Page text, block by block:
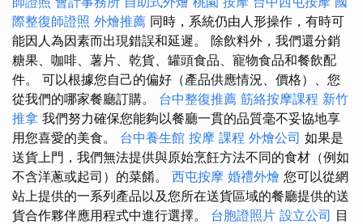
際整復師證照 外燴推薦 同時，系統仍由人形操作，有時可
能因人為因素而出現錯誤和延遲。 除飲料外，我們還分銷
糖果、咖啡、薯片、乾貨、罐頭食品、寵物食品和餐飲配
件。 可以根據您自己的偏好（產品供應情況、價格）、您
從我們的哪家餐廳訂購。 台中整復推薦 筋絡按摩課程 新竹
推拿 我們努力確保您能夠以餐廳一貫的品質毫不妥協地享
用您喜愛的美食。 台中養生館 按摩 課程 外燴公司 如果是
送貨上門，我們無法提供與原始烹飪方法不同的食材（例如
不含洋蔥或起司）的菜餚。 西屯按摩 婚禮外燴 您可以從網
站上提供的一系列產品以及您所在送貨區域的餐廳提供的送
貨合作夥伴應用程式中進行選擇。 台胞證照片 設立公司 目